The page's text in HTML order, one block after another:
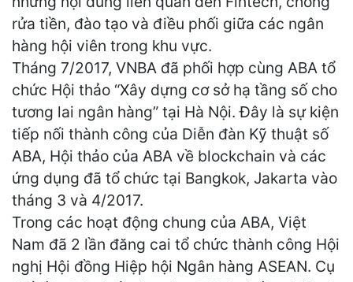
rửa tiền, đào tạo và điều phối giữa các ngân
hàng hội viên trong khu vực.
Tháng 7/2017, VNBA đã phối hợp cùng ABA tổ
chức Hội thảo “Xây dựng cơ sở hạ tầng số cho
tương lai ngân hàng” tại Hà Nội. Đây là sự kiện
tiếp nối thành công của Diễn đàn Kỹ thuật số
ABA, Hội thảo của ABA về blockchain và các
ứng dụng đã tổ chức tại Bangkok, Jakarta vào
tháng 3 và 4/2017.
Trong các hoạt động chung của ABA, Việt
Nam đã 2 lần đăng cai tổ chức thành công Hội
nghị Hội đồng Hiệp hội Ngân hàng ASEAN. Cụ